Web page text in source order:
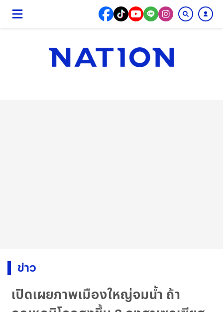
ข่าว
เปิดเผยภาพเมืองใหญ่จมน้ำ ถ้า